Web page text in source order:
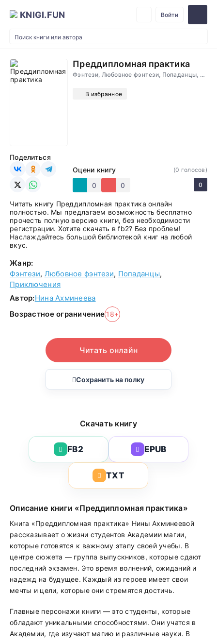
KNIGI.FUN Войти
Преддипломная практика
Фэнтези, Любовное фэнтези, Попаданцы, Приключения
В избранное
Оцени книгу
0
0
(0 голосов)
0
Поделиться
Читать книгу Преддипломная практика онлайн
полностью. Мы предлагаем возможность бесплатно
прочесть полную версию книги, без необходимости
регистрации. Хотите скачать в fb2? Без проблем!
Наслаждайтесь большой библиотекой книг на любой
вкус.
Жанр:
Фэнтези, Любовное фэнтези, Попаданцы,
Приключения
Автор:Нина Ахминеева
Возрастное ограничение 18+
Читать онлайн
Сохранить на полку
Скачать книгу
FB2 EPUB
TXT
Описание книги «Преддипломная практика»
Книга «Преддипломная практика» Нины Ахминеевой
рассказывает о жизни студентов Академии магии,
которые готовятся к важному этапу своей учебы. В
центре сюжета — группа выпускников, которые сдают
последний экзамен. Это время волнений, ожиданий и
надежд на будущее. Каждый из героев имеет свои
мечты и цели, которые они стремятся достичь.
Главные персонажи книги — это студенты, которые
обладают уникальными способностями. Они учатся в
Академии, где изучают магию и различные науки. В